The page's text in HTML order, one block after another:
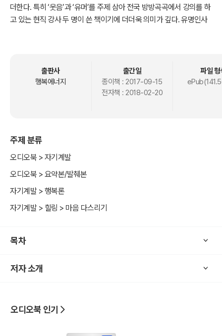
더한다. 특히 ‘웃음’과 ‘유머’를 주제 삼아 전국 방방곡곡에서 강의를 하
고 있는 현직 강사 두 명이 쓴 책이기에 더더욱 의미가 깊다. 유명인사
특히 이 책에서 강조하는 것은 유머와 웃음이 단순히 한 순간의 흥밋거
리로 떠올랐다가 잊히는 게 아니라는 점이다. 타인과의 진정한 소통에
정적인 마인드와 웃음을 얻어낼 수 있다. 유머와 웃음을 통해 스트레스
를 잊고 행복에 조금 더 가까이 다가가는 것이다.
출판사
행복에너지
출간일
종이책 : 2017-09-15
전자책 : 2018-02-20
파일 형
주제 분류
오디오북 > 자기계발
오디오북 > 요약본/발췌본
자기계발 > 행복론
자기계발 > 힐링 > 마음 다스리기
목차
저자 소개
오디오북 인기